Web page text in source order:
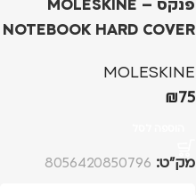
פנקס – MOLESKINE
NOTEBOOK HARD COVER
MOLESKINE
₪75
מק”ט: 8056420850796